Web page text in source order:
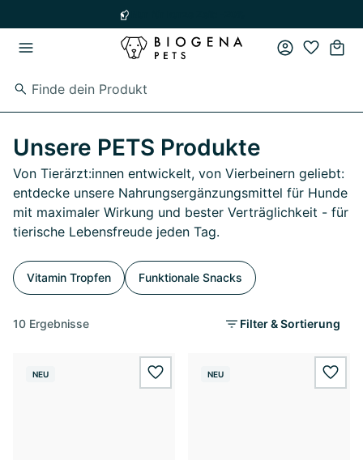
Zum Hauptinhalt springen
Zur Hauptnavigation springen
Unsere PETS Produkte
Von Tierärzt:innen entwickelt, von Vierbeinern geliebt:
entdecke unsere Nahrungsergänzungsmittel für Hunde
mit maximaler Wirkung und bester Verträglichkeit - für
tierische Lebensfreude jeden Tag.
Vitamin Tropfen Funktionale Snacks
10 Ergebnisse Filter & Sortierung
NEU wishlist.add
NEU